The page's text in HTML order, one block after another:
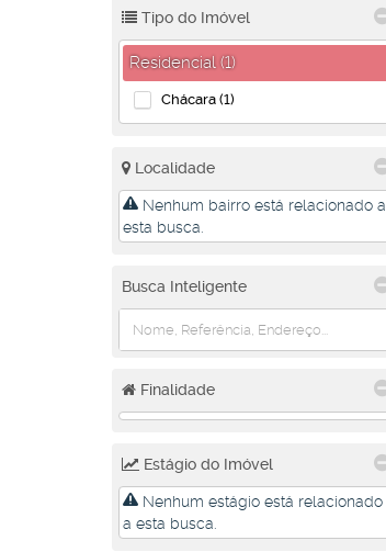
Tipo do Imóvel
Residencial (1)
Chácara (1)
Localidade
Nenhum bairro está relacionado a
esta busca.
Busca Inteligente
Finalidade
Estágio do Imóvel
Nenhum estágio está relacionado
a esta busca.